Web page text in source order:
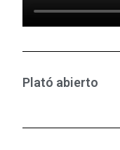
Plató abierto